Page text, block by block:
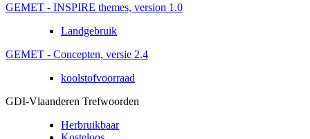
GEMET - INSPIRE themes, version 1.0
Landgebruik
GEMET - Concepten, versie 2.4
koolstofvoorraad
GDI-Vlaanderen Trefwoorden
Herbruikbaar